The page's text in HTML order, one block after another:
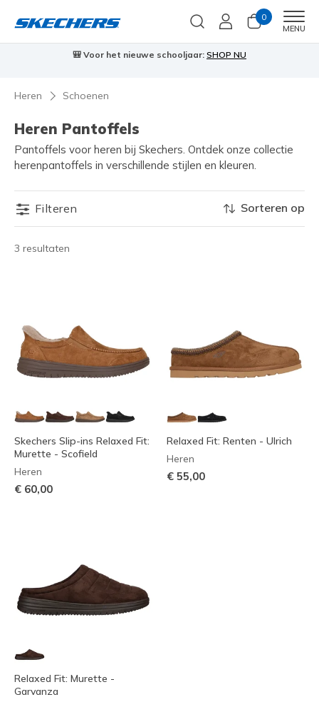
0
MENU
🎒 Voor het nieuwe schooljaar: SHOP NU
Heren Schoenen
Heren Pantoffels
Pantoffels voor heren bij Skechers. Ontdek onze collectie
herenpantoffels in verschillende stijlen en kleuren.
Filteren
3 resultaten
Sorteren op
Skechers Slip-ins Relaxed Fit:
Murette - Scofield
Heren
€ 60,00
Relaxed Fit: Renten - Ulrich
Heren
€ 55,00
Relaxed Fit: Murette -
Garvanza